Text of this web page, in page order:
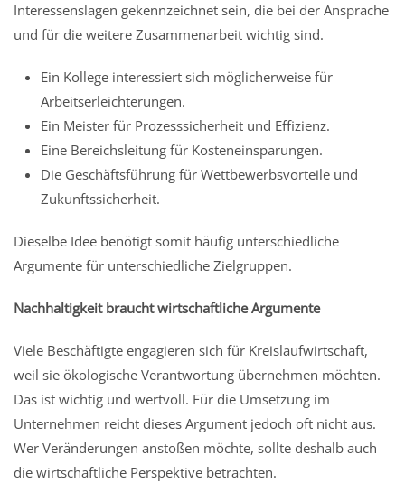
Interessenslagen gekennzeichnet sein, die bei der Ansprache
und für die weitere Zusammenarbeit wichtig sind.
Ein Kollege interessiert sich möglicherweise für
Arbeitserleichterungen.
Ein Meister für Prozesssicherheit und Effizienz.
Eine Bereichsleitung für Kosteneinsparungen.
Die Geschäftsführung für Wettbewerbsvorteile und
Zukunftssicherheit.
Dieselbe Idee benötigt somit häufig unterschiedliche
Argumente für unterschiedliche Zielgruppen.
Nachhaltigkeit braucht wirtschaftliche Argumente
Viele Beschäftigte engagieren sich für Kreislaufwirtschaft,
weil sie ökologische Verantwortung übernehmen möchten.
Das ist wichtig und wertvoll. Für die Umsetzung im
Unternehmen reicht dieses Argument jedoch oft nicht aus.
Wer Veränderungen anstoßen möchte, sollte deshalb auch
die wirtschaftliche Perspektive betrachten.